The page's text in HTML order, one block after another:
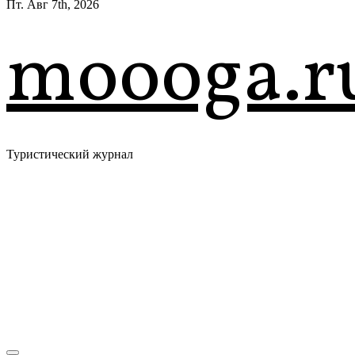
Пт. Авг 7th, 2026
Туристический журнал